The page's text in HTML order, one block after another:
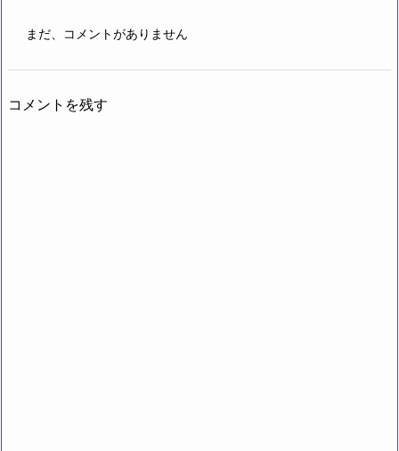
まだ、コメントがありません
コメントを残す